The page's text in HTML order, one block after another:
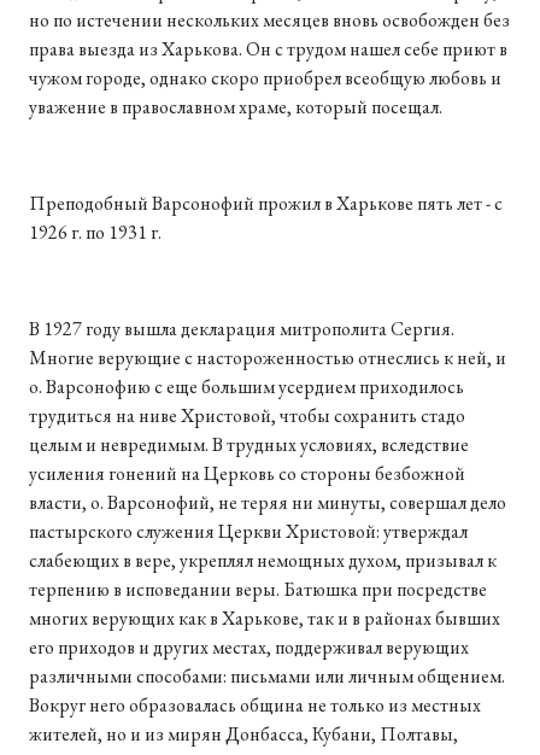
но по истечении нескольких месяцев вновь освобожден без
права выезда из Харькова. Он с трудом нашел себе приют в
чужом городе, однако скоро приобрел всеобщую любовь и
уважение в православном храме, который посещал.
Преподобный Варсонофий прожил в Харькове пять лет - с
1926 г. по 1931 г.
В 1927 году вышла декларация митрополита Сергия.
Многие верующие с настороженностью отнеслись к ней, и
о. Варсонофию с еще большим усердием приходилось
трудиться на ниве Христовой, чтобы сохранить стадо
целым и невредимым. В трудных условиях, вследствие
усиления гонений на Церковь со стороны безбожной
власти, о. Варсонофий, не теряя ни минуты, совершал дело
пастырского служения Церкви Христовой: утверждал
слабеющих в вере, укреплял немощных духом, призывал к
терпению в исповедании веры. Батюшка при посредстве
многих верующих как в Харькове, так и в районах бывших
его приходов и других местах, поддерживал верующих
различными способами: письмами или личным общением.
Вокруг него образовалась община не только из местных
жителей, но и из мирян Донбасса, Кубани, Полтавы,